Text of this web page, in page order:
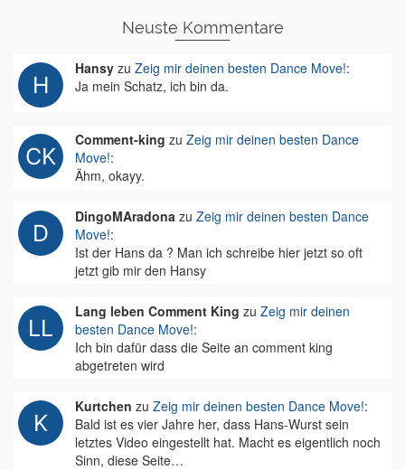
Neuste Kommentare
Hansy zu Zeig mir deinen besten Dance Move!:
Ja mein Schatz, ich bin da.
Comment-king zu Zeig mir deinen besten Dance
Move!:
Ähm, okayy.
DingoMAradona zu Zeig mir deinen besten Dance
Move!:
Ist der Hans da ? Man ich schreibe hier jetzt so oft
jetzt gib mir den Hansy
Lang leben Comment King zu Zeig mir deinen
besten Dance Move!:
Ich bin dafür dass die Seite an comment king
abgetreten wird
Kurtchen zu Zeig mir deinen besten Dance Move!:
Bald ist es vier Jahre her, dass Hans-Wurst sein
letztes Video eingestellt hat. Macht es eigentlich noch
Sinn, diese Seite…